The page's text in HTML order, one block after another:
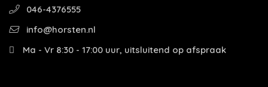
046-4376555
info@horsten.nl
Ma - Vr 8:30 - 17:00 uur, uitsluitend op afspraak